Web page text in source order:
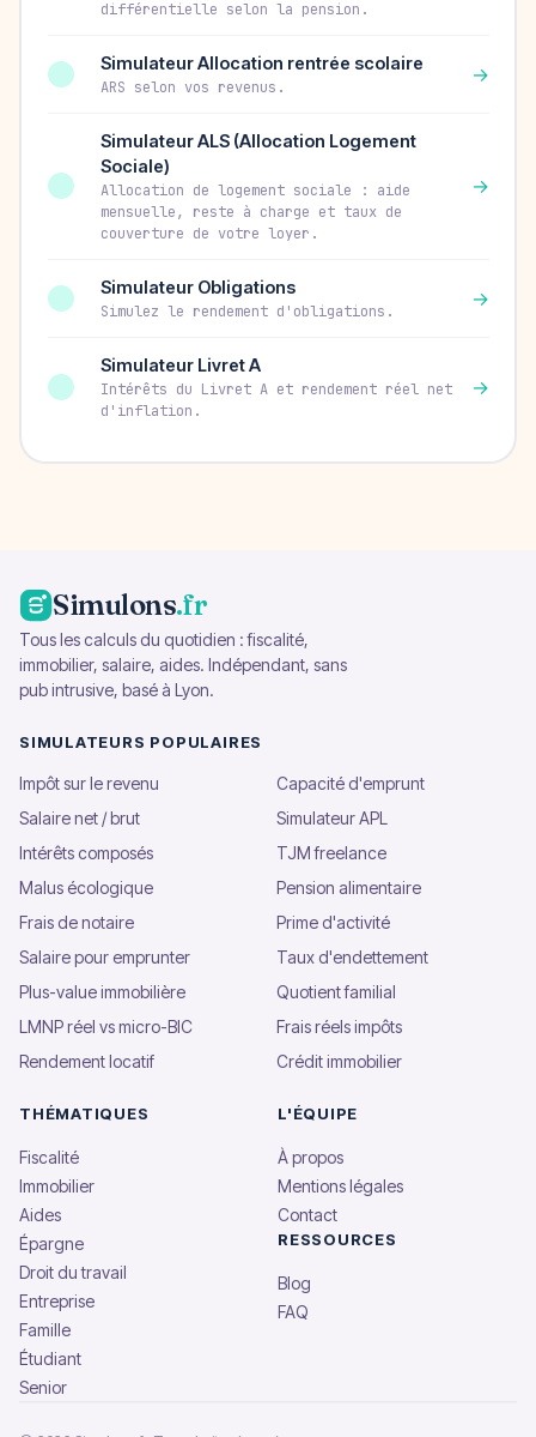
différentielle selon la pension.
Simulateur Allocation rentrée scolaire
ARS selon vos revenus.
→
Simulateur ALS (Allocation Logement
Sociale)
Allocation de logement sociale : aide
mensuelle, reste à charge et taux de
couverture de votre loyer.
→
Simulateur Obligations
Simulez le rendement d'obligations.
→
Simulateur Livret A
Intérêts du Livret A et rendement réel net
d'inflation.
→
Simulons.fr
Tous les calculs du quotidien : fiscalité,
immobilier, salaire, aides. Indépendant, sans
pub intrusive, basé à Lyon.
SIMULATEURS POPULAIRES
Impôt sur le revenu
Capacité d'emprunt
Salaire net / brut
Simulateur APL
Intérêts composés
TJM freelance
Malus écologique
Pension alimentaire
Frais de notaire
Prime d'activité
Salaire pour emprunter
Taux d'endettement
Plus-value immobilière
Quotient familial
LMNP réel vs micro-BIC
Frais réels impôts
Rendement locatif
Crédit immobilier
THÉMATIQUES
Fiscalité
Immobilier
Aides
Épargne
Droit du travail
Entreprise
Famille
Étudiant
Senior
L'ÉQUIPE
À propos
Mentions légales
Contact
RESSOURCES
Blog
FAQ